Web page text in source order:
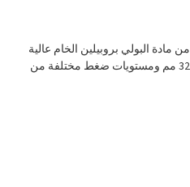
تُصنع تجهيزات أنابيب Welping PPR من مادة البولي بروبيلين الخام عالية
الجودة والتي تتراوح من 20 مم إلى 32 مم ومستويات ضغط مختلفة من